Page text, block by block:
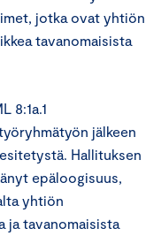
jotka ovat yhtiön
tavanomaisista
8:1a.1
jälkeen
Hallituksen
epäloogisuus,
yhtiön
ja tavanomaisista